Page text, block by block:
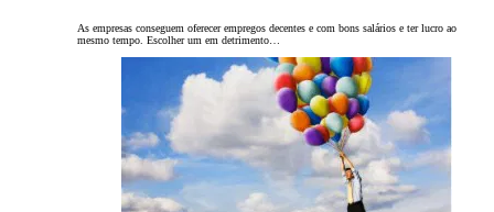
As empresas conseguem oferecer empregos decentes e com bons salários e ter lucro ao
mesmo tempo. Escolher um em detrimento…